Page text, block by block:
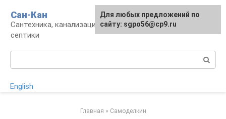
контенту
Сан-Кан
Сантехника, канализация, водопровод,
септики
English
Главная » Самоделкин
Для любых предложений по
сайту: sgpo56@cp9.ru